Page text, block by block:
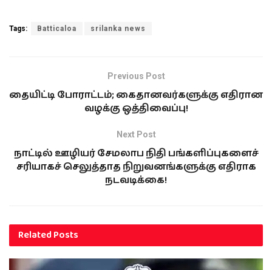
Tags: Batticaloa srilanka news
Previous Post
தையிட்டி போராட்டம்; கைதானவர்களுக்கு எதிரான
வழக்கு ஒத்திவைப்பு!
Next Post
நாட்டில் ஊழியர் சேமலாப நிதி பங்களிப்புகளைச்
சரியாகச் செலுத்தாத நிறுவனங்களுக்கு எதிராக
நடவடிக்கை!
RelatedPosts